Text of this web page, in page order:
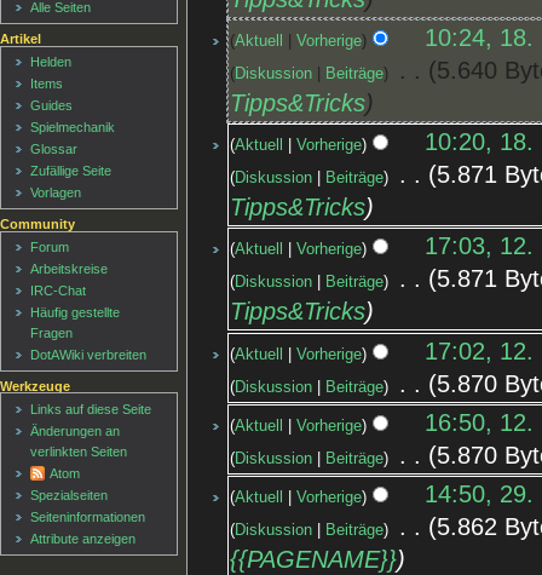
Aktuell Vorherige 10:24, 18.
Diskussion Beiträge
5.640
Tipps&Tricks
Aktuell Vorherige 10:20, 18.
Diskussion Beiträge
5.871
Tipps&Tricks
Aktuell Vorherige 17:03, 12.
Diskussion Beiträge
5.871
Tipps&Tricks
Aktuell Vorherige 17:02, 12.
Diskussion Beiträge 5.870
Aktuell Vorherige 16:50, 12.
Diskussion Beiträge 5.870
Aktuell Vorherige 14:50, 29.
Diskussion Beiträge
5.862
{{PAGENAME}}
Alle Seiten
Artikel
Helden
Items
Guides
Spielmechanik
Glossar
Zufällige Seite
Vorlagen
Community
Forum
Arbeitskreise
IRC-Chat
Häufig gestellte
Fragen
DotAWiki verbreiten
Werkzeuge
Links auf diese Seite
Änderungen an
verlinkten Seiten
Atom
Spezialseiten
Seiten­informationen
Attribute anzeigen